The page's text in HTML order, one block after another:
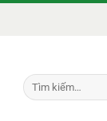
Tìm
kiếm: